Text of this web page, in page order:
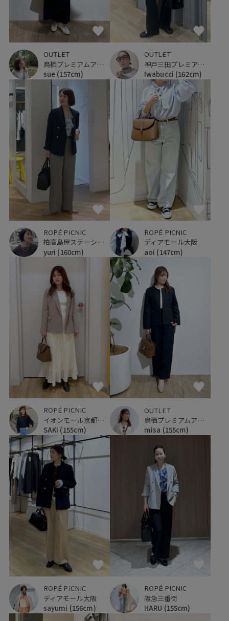
OUTLET
鳥栖プレミアムアウトレット
sue (157cm)
OUTLET
神戸三田プレミアム・アウトレット
Iwabucci (162cm)
ROPÉ PICNIC
柏高島屋ステーションモール
yuri (160cm)
ROPÉ PICNIC
ディアモール大阪
aoi (147cm)
ROPÉ PICNIC
イオンモール京都桂川
SAKI (155cm)
OUTLET
鳥栖プレミアムアウトレット
misa (155cm)
ROPÉ PICNIC
ディアモール大阪
sayumi (156cm)
ROPÉ PICNIC
阪急三番街
HARU (155cm)